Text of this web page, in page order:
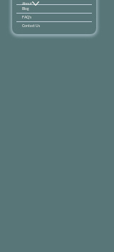
About
Blog
FAQ's
Contact Us